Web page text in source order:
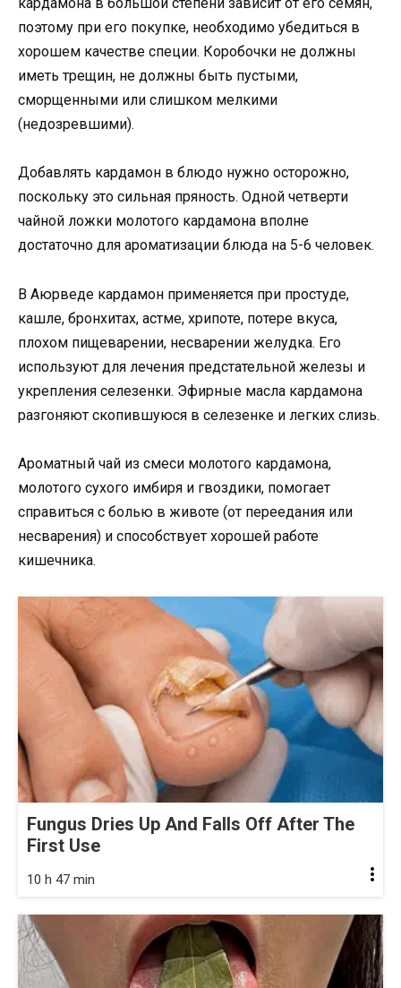
поэтому при его покупке, необходимо убедиться в
хорошем качестве специи. Коробочки не должны
иметь трещин, не должны быть пустыми,
сморщенными или слишком мелкими
(недозревшими).
Добавлять кардамон в блюдо нужно осторожно,
поскольку это сильная пряность. Одной четверти
чайной ложки молотого кардамона вполне
достаточно для ароматизации блюда на 5-6 человек.
В Аюрведе кардамон применяется при простуде,
кашле, бронхитах, астме, хрипоте, потере вкуса,
плохом пищеварении, несварении желудка. Его
используют для лечения предстательной железы и
укрепления селезенки. Эфирные масла кардамона
разгоняют скопившуюся в селезенке и легких слизь.
Ароматный чай из смеси молотого кардамона,
молотого сухого имбиря и гвоздики, помогает
справиться с болью в животе (от переедания или
несварения) и способствует хорошей работе
кишечника.
Fungus Dries Up And Falls Off After The
First Use
10 h 47 min